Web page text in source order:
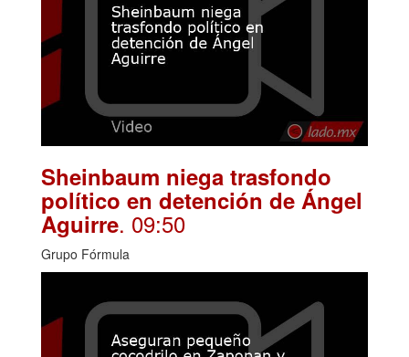
Sheinbaum niega trasfondo
político en detención de Ángel
Aguirre. 09:50
Grupo Fórmula